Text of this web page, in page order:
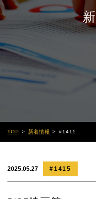
TOP 新着情報 #1415
2025.05.27 #1415